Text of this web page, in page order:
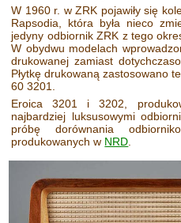
W 1960 r. w ZRK pojawiły się
Rapsodia, która była nieco
jedyny odbiornik ZRK z tego
W obydwu modelach
drukowanej zamiast
Płytkę drukowaną zastosowano
60 3201.
Eroica 3201 i 3202,
najbardziej luksusowymi
próbę dorównania
produkowanych w NRD.